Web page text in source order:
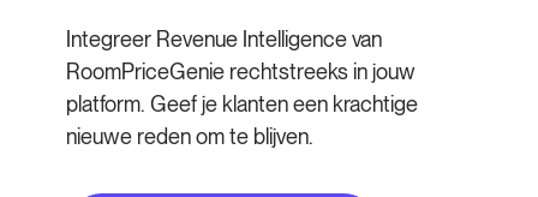
Integreer Revenue Intelligence van
RoomPriceGenie rechtstreeks in jouw
platform. Geef je klanten een krachtige
nieuwe reden om te blijven.